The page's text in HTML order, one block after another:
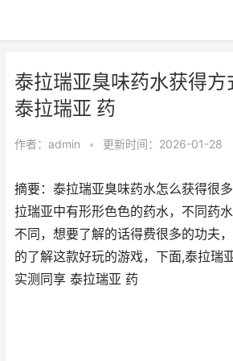
泰拉瑞亚臭味药水获得方
泰拉瑞亚 药
作者： admin • 更新时间：2026-01-28
摘要：泰拉瑞亚臭味药水怎么获得很
拉瑞亚中有形形色色的药水，不同药
不同，想要了解的话得费很多的功夫
的了解这款好玩的游戏，下面,泰拉瑞
实测同享 泰拉瑞亚 药